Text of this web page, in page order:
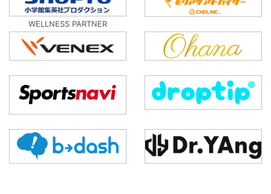
WELLNESS PARTNER